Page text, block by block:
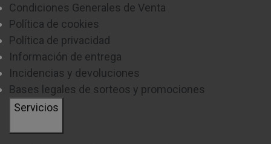
Condiciones Generales de Venta
Política de cookies
Política de privacidad
Información de entrega
Incidencias y devoluciones
Bases legales de sorteos y promociones
Servicios